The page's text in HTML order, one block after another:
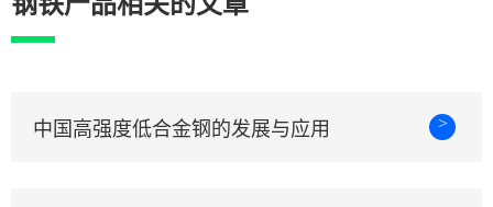
中国高强度低合金钢的发展与应用 >